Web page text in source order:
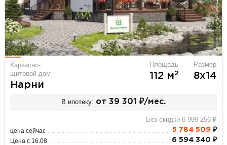
Каркасно-
щитовой дом
Нарни
Площадь
112 м2
Размер
8х14
В ипотеку: от 39 301 ₽/мес.
Без скидки 6 999 256 ₽
цена сейчас 5 784 509 ₽
Цена с 16.08 6 594 340 ₽